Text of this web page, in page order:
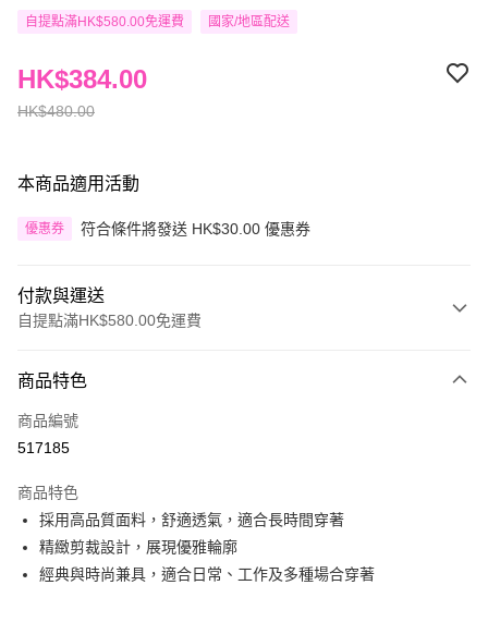
自提點滿HK$580.00免運費 國家/地區配送
HK$480.00
HK$384.00
本商品適用活動
優惠券 符合條件將發送 HK$30.00 優惠券
付款與運送
自提點滿HK$580.00免運費
信用卡
Apple Pay
AlipayHK
PayMe
商品特色
商品編號
517185
商品特色
採用高品質面料，舒適透氣，適合長時間穿著
精緻剪裁設計，展現優雅輪廓
經典與時尚兼具，適合日常、工作及多種場合穿著